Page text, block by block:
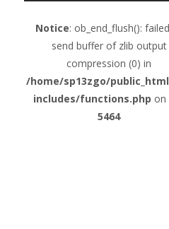
Notice: ob_end_flush():
send buffer of zlib output
compression (0) in
/home/sp13zgo/
includes/functions.php on
5464